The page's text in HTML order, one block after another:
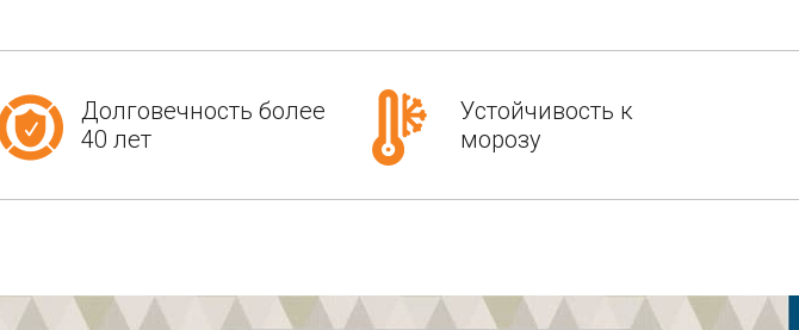
Долговечность более
40 лет
Устойчивость к
морозу